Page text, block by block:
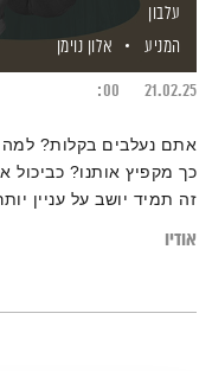
עלבון
המניע
אלון נוימן
21.02.25
00:
אתם נעלבים בקלות?
כך מקפיץ אותנו? כביכול
זה תמיד יושב על עניין
אודיו